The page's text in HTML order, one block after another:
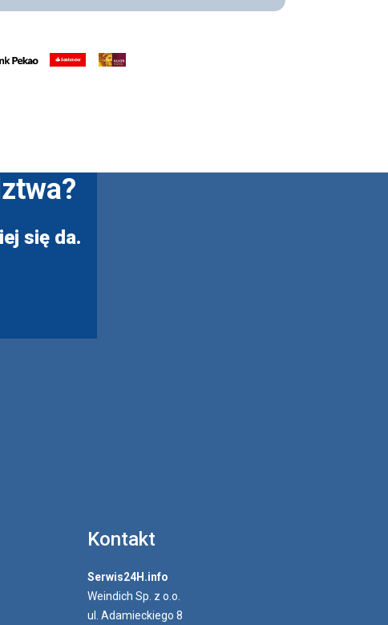
się da.
Kontakt
Serwis24H.info
Weindich Sp. z o.o.
ul. Adamieckiego 8